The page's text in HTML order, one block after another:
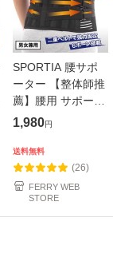
SPORTIA 腰サポ
ーター 【整体師推
薦】腰用 サポート
ベルト 腰楽 コルセ
コルセット 腰椎ベ
ルト 腰椎 腰 腰用
サポータ
1,980円
送料無料
(26)
FERRY WEB
STORE